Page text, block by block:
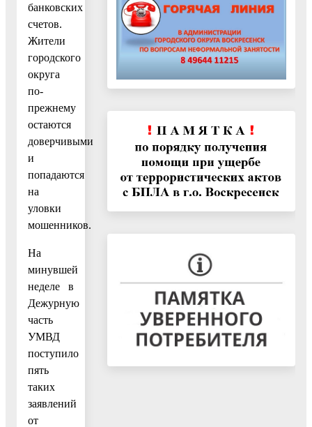
банковских
счетов.
Жители
городского
округа
по-
прежнему
остаются
доверчивыми
и
попадаются
на
уловки
мошенников.
На
минувшей
неделе в
Дежурную
часть
УМВД
поступило
пять
таких
заявлений
от